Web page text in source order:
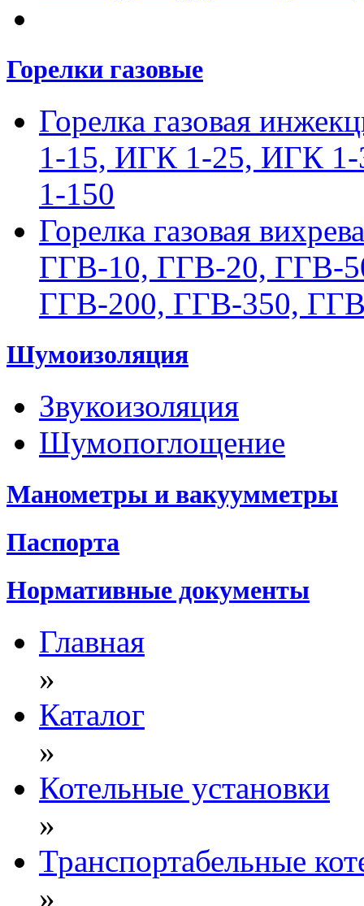
Горелки газовые
Горелка газовая
1-15, ИГК 1-25, ИГК
1-150
Горелка газовая
ГГВ-10, ГГВ-20, ГГВ-
ГГВ-200, ГГВ-350,
Шумоизоляция
Звукоизоляция
Шумопоглощение
Манометры и вакуумметры
Паспорта
Нормативные документы
Главная
»
Каталог
»
Котельные установки
»
Транспортабельные
»